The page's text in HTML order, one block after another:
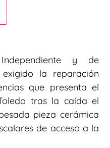
y de
la reparación
que presenta el
tras la caída el
pieza cerámica
de acceso a la